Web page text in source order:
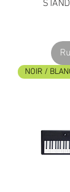
NOIR /